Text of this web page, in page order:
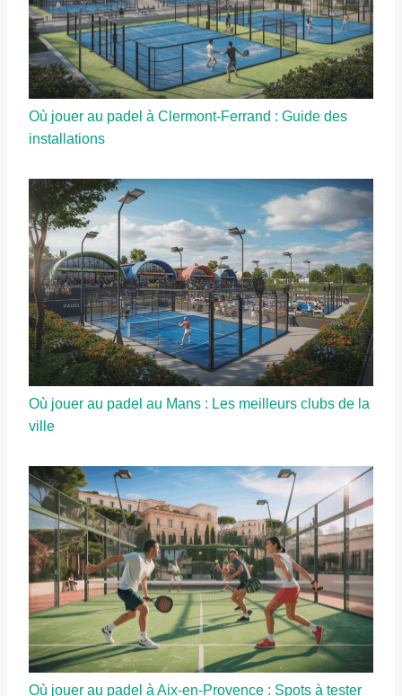
Où jouer au padel à Clermont-Ferrand : Guide des
installations
Où jouer au padel au Mans : Les meilleurs clubs de la
ville
Où jouer au padel à Aix-en-Provence : Spots à tester